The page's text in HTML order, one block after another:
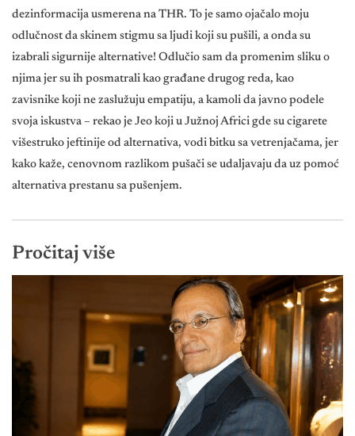
dezinformacija usmerena na THR. To je samo ojačalo moju
odlučnost da skinem stigmu sa ljudi koji su pušili, a onda su
izabrali sigurnije alternative! Odlučio sam da promenim sliku o
njima jer su ih posmatrali kao građane drugog reda, kao
zavisnike koji ne zaslužuju empatiju, a kamoli da javno podele
svoja iskustva – rekao je Jeo koji u Južnoj Africi gde su cigarete
višestruko jeftinije od alternativa, vodi bitku sa vetrenjačama, jer
kako kaže, cenovnom razlikom pušači se udaljavaju da uz pomoć
alternativa prestanu sa pušenjem.
Pročitaj više